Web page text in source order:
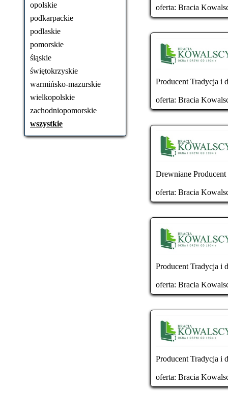
opolskie
podkarpackie
podlaskie
pomorskie
śląskie
świętokrzyskie
warmińsko-mazurskie
wielkopolskie
zachodniopomorskie
wszystkie
oferta: Bracia
Producent Tradycja i
oferta: Bracia
Drewniane
oferta: Bracia
Producent Tradycja i
oferta: Bracia
Producent Tradycja i
oferta: Bracia